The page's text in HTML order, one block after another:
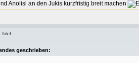
Anolisl an den Jukis kurzfristig breit machen
Titel:
geschrieben: